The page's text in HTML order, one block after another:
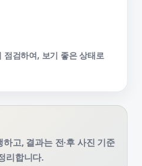
점검하여, 보기 좋은 상태로
고, 결과는 전·후 사진 기준
리합니다.